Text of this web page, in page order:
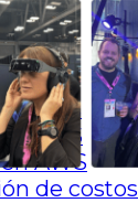
AWS
AWS
de costos